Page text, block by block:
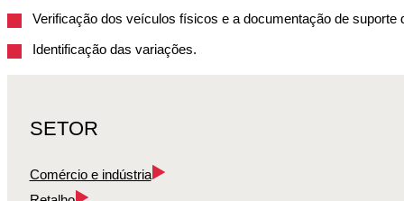
Verificação dos veículos físicos e a documentação de suporte
Identificação das variações.
SETOR
Comércio e indústria